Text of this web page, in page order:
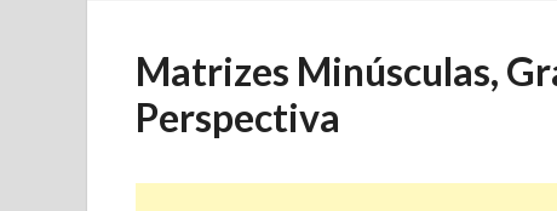
Matrizes Minúsculas,
Perspectiva